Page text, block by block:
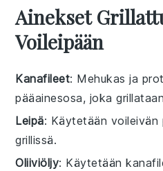
Ainekset
Voileipään
Kanafileet: Mehukas ja
pääainesosa, joka
Leipä: Käytetään voileivän
grillissä.
Oliiviöljy: Käytetään